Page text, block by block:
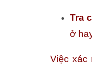
Tra
ở
Việc xác